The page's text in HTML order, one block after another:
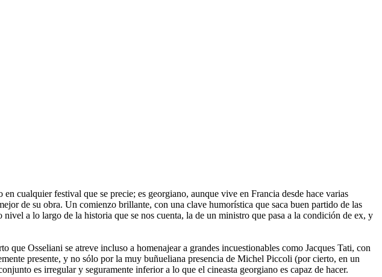
cualquier festival que se precie; es georgiano, aunque vive en Francia desde hace varias
de su obra. Un comienzo brillante, con una clave humorística que saca buen partido de las
a lo largo de la historia que se nos cuenta, la de un ministro que pasa a la condición de ex, y
que Osseliani se atreve incluso a homenajear a grandes incuestionables como Jacques Tati, con
presente, y no sólo por la muy buñueliana presencia de Michel Piccoli (por cierto, en un
es irregular y seguramente inferior a lo que el cineasta georgiano es capaz de hacer.